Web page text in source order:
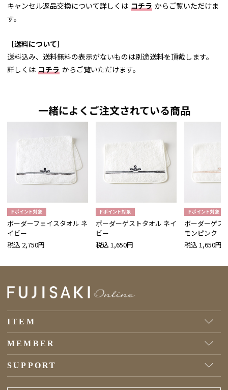
キャンセル返品交換について詳しくは コチラ からご覧いただけま
す。
［送料について］
送料込み、送料無料の表示がないものは別途送料を頂戴します。
詳しくは コチラ からご覧いただけます。
一緒によくご注文されている商品
ボーダーフェイスタオル ネ
イビー
税込 2,750円
ボーダーゲストタオル ネイ
ビー
税込 1,650円
ボーダーゲス
モンピンク
税込 1,650円
ITEM
MEMBER
SUPPORT